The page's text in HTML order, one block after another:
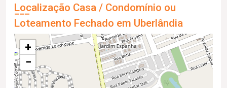
Localização Casa / Condomínio ou
Loteamento Fechado em Uberlândia
+
−